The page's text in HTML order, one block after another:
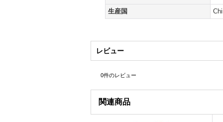
生産国
レビュー
0件のレビュー
関連商品